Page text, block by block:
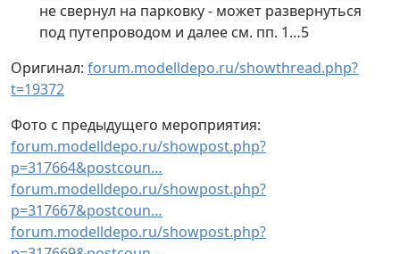
не свернул на парковку - может развернуться
под путепроводом и далее см. пп. 1…5
Оригинал: forum.modelldepo.ru/showthread.php?
t=19372
Фото с предыдущего мероприятия:
forum.modelldepo.ru/showpost.php?
p=317664&postcoun…
forum.modelldepo.ru/showpost.php?
p=317667&postcoun…
forum.modelldepo.ru/showpost.php?